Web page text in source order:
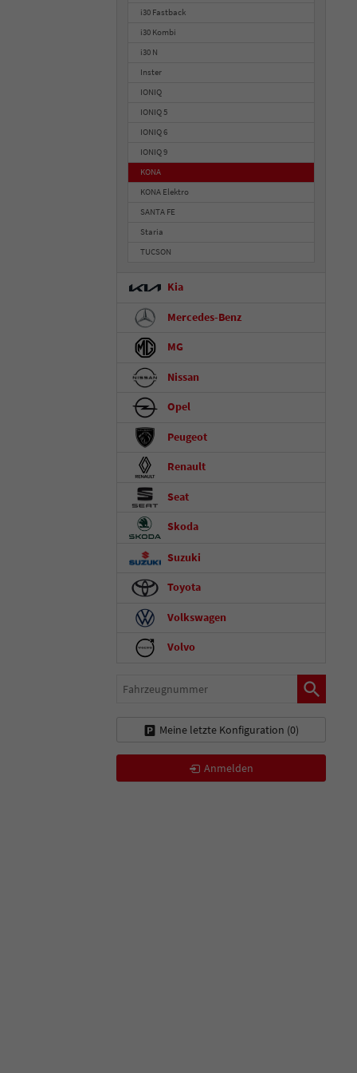
i30 Fastback
i30 Kombi
i30 N
Inster
IONIQ
IONIQ 5
IONIQ 6
IONIQ 9
KONA
KONA Elektro
SANTA FE
Staria
TUCSON
Kia
Mercedes-Benz
MG
Nissan
Opel
Peugeot
Renault
Seat
Skoda
Suzuki
Toyota
Volkswagen
Volvo
Fahrzeugnummer
Meine letzte Konfiguration (0)
Anmelden